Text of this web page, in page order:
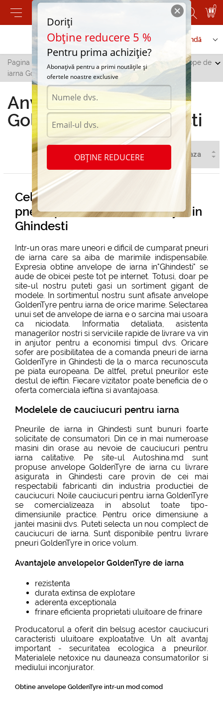
0
Contactați-ne Serviciu de comandă
Pagina principală Ghindesti/
Anvelope de
iarna GoldenTyre in Ghindesti
Anvelope de iarna
GoldenTyre in Ghindesti
Cel mai deosebit sortiment de
pneuri pentru iarna GoldenTyre in
Ghindesti
Intr-un oras mare uneori e dificil de cumparat pneuri
de iarna care sa aiba de marimile indispensabile.
Expresia obtine anvelope de iarna in"Ghindesti" se
aude de obicei peste tot pe internet. Totusi, doar pe
site-ul nostru puteti gasi un sortiment gigant de
modele. In sortimentul nostru sunt afisate anvelope
GoldenTyre pentru iarna de orice marime. Selectarea
unui set de anvelope de iarna e o sarcina mai usoara
ca niciodata. Informatia detaliata, asistenta
managerilor nostri si serviciile rapide de livrare va vin
in anjutor pentru a economisi timpul dvs. Oricare
sofer are posibilitatea de a comanda pneuri de iarna
GoldenTyre in Ghindesti de la o marca recunoscuta
pe piata europeana. De altfel, pretul pneurilor este
destul de ieftin. Fiecare vizitator poate beneficia de o
oferta comerciala ieftina si avantajoasa.
Modelele de cauciucuri pentru iarna
Pneurile de iarna in Ghindesti sunt bunuri foarte
solicitate de consumatori. Din ce in mai numeroase
masini din orase au nevoie de cauciucuri pentru
iarna calitative. Pe site-ul Autoshina.md sunt
propuse anvelope GoldenTyre de iarna cu livrare
asigurata in Ghindesti care provin de cei mai
respectabili fabricanti din industria productiei de
cauciucuri. Noile cauciucuri pentru iarna GoldenTyre
se comercializeaza in absolut toate tipo-
dimensiunile practice. Pentru orice dimensiune a
jantei masinii dvs. Puteti selecta un nou complect de
cauciucuri de iarna. Sunt disponibile pentru livrare
pneuri GoldenTyre in orice volum.
Avantajele anvelopelor GoldenTyre de iarna
rezistenta
durata extinsa de explotare
aderenta exceptionala
frinare eficienta proprietati uluitoare de frinare
Producatorul a oferit din belsug acestor cauciucuri
caracteristi uluitoare exploatative. Un alt avantaj
important - securitatea ecologica a pneurilor.
Materialele netoxice nu dauneaza consumatorilor si
mediului inconjurator.
Obtine anvelope GoldenTyre intr-un mod comod
Doriți
Obține reducere 5 %
Pentru prima achiziție?
Abonațivă pentru a primi noutățile și
ofertele noastre exclusive
OBȚINE REDUCERE